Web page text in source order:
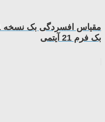
بک فرم 21 آیتمی